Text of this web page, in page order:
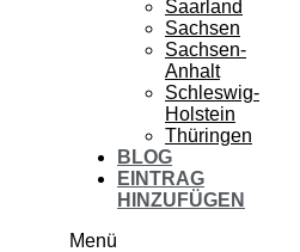
Saarland
Sachsen
Sachsen-
Anhalt
Schleswig-
Holstein
Thüringen
BLOG
EINTRAG
HINZUFÜGEN
Menü